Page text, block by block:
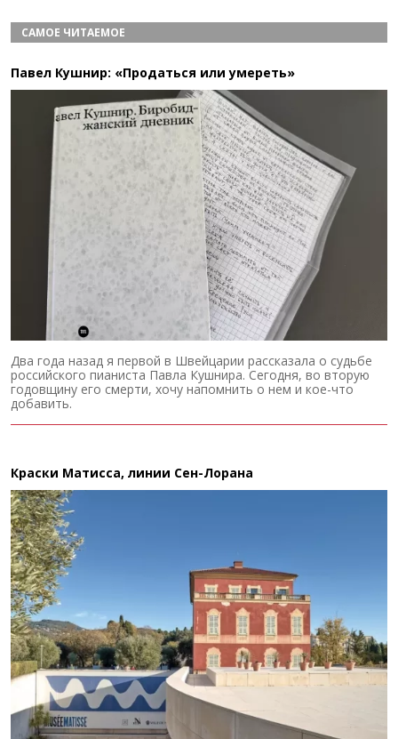
САМОЕ ЧИТАЕМОЕ
Павел Кушнир: «Продаться или умереть»
Два года назад я первой в Швейцарии рассказала о судьбе
российского пианиста Павла Кушнира. Сегодня, во вторую
годовщину его смерти, хочу напомнить о нем и кое-что
добавить.
Краски Матисса, линии Сен-Лорана